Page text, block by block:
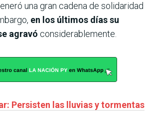
una gran cadena de solidaridad
en los últimos días su
agravó considerablemente.
Persisten las lluvias y tormentas